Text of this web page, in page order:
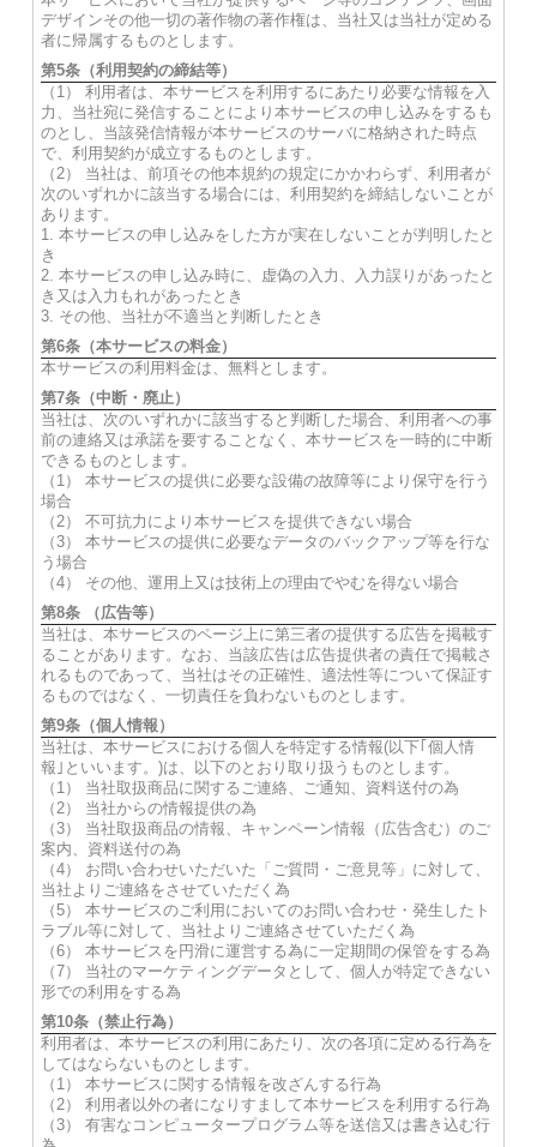
デザインその他一切の著作物の著作権は、当社又は当社が定める
者に帰属するものとします。
第5条（利用契約の締結等）
（1） 利用者は、本サービスを利用するにあたり必要な情報を入
力、当社宛に発信することにより本サービスの申し込みをするも
のとし、当該発信情報が本サービスのサーバに格納された時点
で、利用契約が成立するものとします。
（2） 当社は、前項その他本規約の規定にかかわらず、利用者が
次のいずれかに該当する場合には、利用契約を締結しないことが
あります。
1. 本サービスの申し込みをした方が実在しないことが判明したと
き
2. 本サービスの申し込み時に、虚偽の入力、入力誤りがあったと
き又は入力もれがあったとき
3. その他、当社が不適当と判断したとき
第6条（本サービスの料金）
本サービスの利用料金は、無料とします。
第7条（中断・廃止）
当社は、次のいずれかに該当すると判断した場合、利用者への事
前の連絡又は承諾を要することなく、本サービスを一時的に中断
できるものとします。
（1） 本サービスの提供に必要な設備の故障等により保守を行う
場合
（2） 不可抗力により本サービスを提供できない場合
（3） 本サービスの提供に必要なデータのバックアップ等を行な
う場合
（4） その他、運用上又は技術上の理由でやむを得ない場合
第8条 （広告等）
当社は、本サービスのページ上に第三者の提供する広告を掲載す
ることがあります。なお、当該広告は広告提供者の責任で掲載さ
れるものであって、当社はその正確性、適法性等について保証す
るものではなく、一切責任を負わないものとします。
第9条（個人情報）
当社は、本サービスにおける個人を特定する情報(以下｢個人情
報｣といいます。)は、以下のとおり取り扱うものとします。
（1） 当社取扱商品に関するご連絡、ご通知、資料送付の為
（2） 当社からの情報提供の為
（3） 当社取扱商品の情報、キャンペーン情報（広告含む）のご
案内、資料送付の為
（4） お問い合わせいただいた「ご質問・ご意見等」に対して、
当社よりご連絡をさせていただく為
（5） 本サービスのご利用においてのお問い合わせ・発生したト
ラブル等に対して、当社よりご連絡させていただく為
（6） 本サービスを円滑に運営する為に一定期間の保管をする為
（7） 当社のマーケティングデータとして、個人が特定できない
形での利用をする為
第10条（禁止行為）
利用者は、本サービスの利用にあたり、次の各項に定める行為を
してはならないものとします。
（1） 本サービスに関する情報を改ざんする行為
（2） 利用者以外の者になりすまして本サービスを利用する行為
（3） 有害なコンピュータープログラム等を送信又は書き込む行